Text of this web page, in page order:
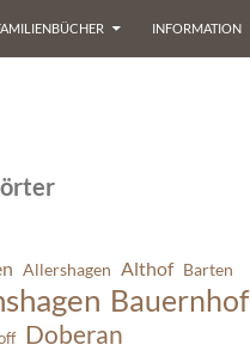
INFORMATION
Allershagen Althof Barten
Bauernhof
Doberan